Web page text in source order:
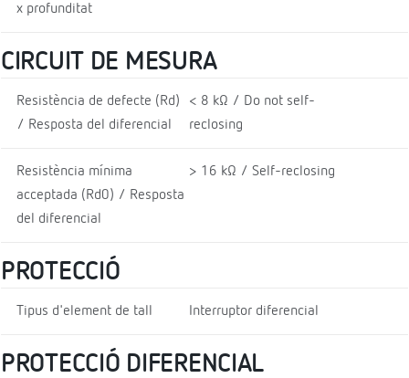
x profunditat
CIRCUIT DE MESURA
Resistència de defecte (Rd)
/ Resposta del diferencial
< 8 kΩ / Do not self-
reclosing
Resistència mínima
acceptada (Rd0) / Resposta
del diferencial
> 16 kΩ / Self-reclosing
PROTECCIÓ
Tipus d'element de tall Interruptor diferencial
PROTECCIÓ DIFERENCIAL